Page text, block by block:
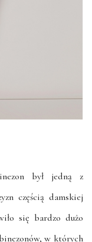
był jedną z
częścią damskiej
się bardzo dużo
w których